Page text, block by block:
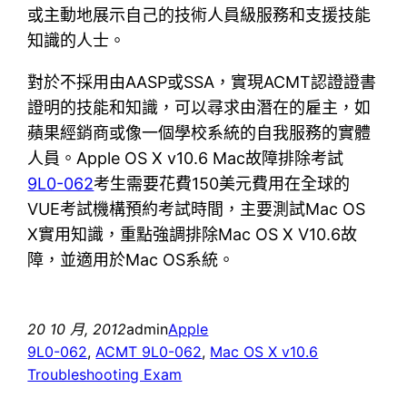
或主動地展示自己的技術人員級服務和支援技能
知識的人士。
對於不採用由AASP或SSA，實現ACMT認證證書
證明的技能和知識，可以尋求由潛在的雇主，如
蘋果經銷商或像一個學校系統的自我服務的實體
人員。Apple OS X v10.6 Mac故障排除考試
9L0-062考生需要花費150美元費用在全球的
VUE考試機構預約考試時間，主要測試Mac OS
X實用知識，重點強調排除Mac OS X V10.6故
障，並適用於Mac OS系統。
20 10 月, 2012adminApple
9L0-062, ACMT 9L0-062, Mac OS X v10.6
Troubleshooting Exam